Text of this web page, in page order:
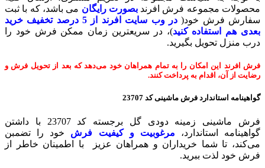
محصولات مجموعه فرش افرندبصورت رایگان می باشد، که با ثبت
سفارش فرش خود(در وب سایت افرند
از 5 درصد تخفیف خرید
بعدی هم استفاده کنید)، در سریعترین زمان ممکن فرش خود را
درب منزل تحویل بگیرید.
فرش افرند این امکان را به تمام همراهان خود می‌دهد که بعد از تحویل فرش و
رضایت از آن، اقدام به پرداخت کنند.
گواهینامه استاندارد فرش ماشینیکد 23707
فرش ماشینی زمینه دودی گل برجسته کد 23707 با داشتن
گواهینامه استاندارد، مرغوبیت و کیفیت فرش
خود را تضمبن
می‌کند، تا شما خریداران و همراهان عزیز با اطمینان خاطر از
فرش خود لذت ببرید.